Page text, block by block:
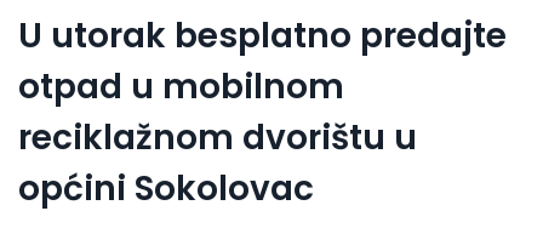
U utorak besplatno predajte
otpad u mobilnom
reciklažnom dvorištu u
općini Sokolovac